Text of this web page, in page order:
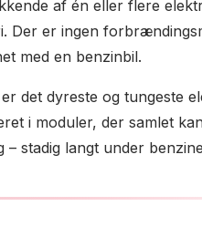
af én eller flere
Der er ingen
med en benzinbil.
det dyreste og tungeste
i moduler, der samlet
stadig langt under